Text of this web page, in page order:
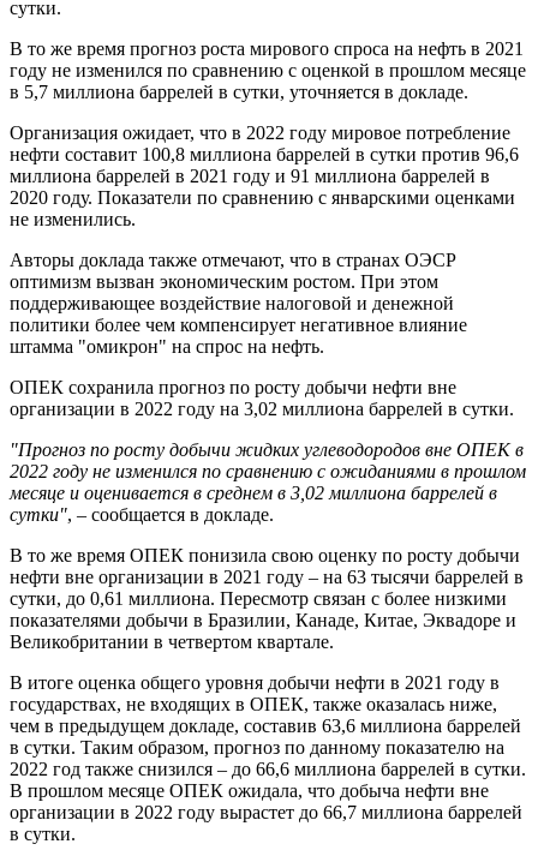
сутки.
В то же время прогноз роста мирового спроса на нефть в 2021
году не изменился по сравнению с оценкой в прошлом месяце
в 5,7 миллиона баррелей в сутки, уточняется в докладе.
Организация ожидает, что в 2022 году мировое потребление
нефти составит 100,8 миллиона баррелей в сутки против 96,6
миллиона баррелей в 2021 году и 91 миллиона баррелей в
2020 году. Показатели по сравнению с январскими оценками
не изменились.
Авторы доклада также отмечают, что в странах ОЭСР
оптимизм вызван экономическим ростом. При этом
поддерживающее воздействие налоговой и денежной
политики более чем компенсирует негативное влияние
штамма "омикрон" на спрос на нефть.
ОПЕК сохранила прогноз по росту добычи нефти вне
организации в 2022 году на 3,02 миллиона баррелей в сутки.
"Прогноз по росту добычи жидких углеводородов вне ОПЕК в
2022 году не изменился по сравнению с ожиданиями в прошлом
месяце и оценивается в среднем в 3,02 миллиона баррелей в
сутки", – сообщается в докладе.
В то же время ОПЕК понизила свою оценку по росту добычи
нефти вне организации в 2021 году – на 63 тысячи баррелей в
сутки, до 0,61 миллиона. Пересмотр связан с более низкими
показателями добычи в Бразилии, Канаде, Китае, Эквадоре и
Великобритании в четвертом квартале.
В итоге оценка общего уровня добычи нефти в 2021 году в
государствах, не входящих в ОПЕК, также оказалась ниже,
чем в предыдущем докладе, составив 63,6 миллиона баррелей
в сутки. Таким образом, прогноз по данному показателю на
2022 год также снизился – до 66,6 миллиона баррелей в сутки.
В прошлом месяце ОПЕК ожидала, что добыча нефти вне
организации в 2022 году вырастет до 66,7 миллиона баррелей
в сутки.